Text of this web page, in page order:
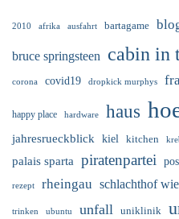
2010 afrika ausfahrt bartagame
bruce springsteen cabin in
corona covid19 dropkick murphys
happy place hardware haus
jahresrueckblick kiel kitchen
palais sparta piratenpartei
rezept rheingau schlachthof
trinken ubuntu unfall uniklinik